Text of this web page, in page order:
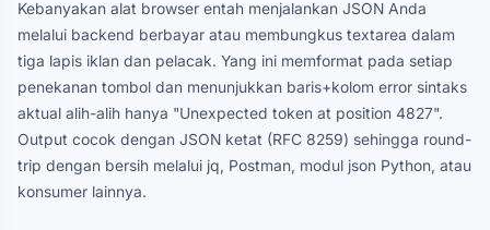
Kebanyakan alat browser entah menjalankan JSON Anda
melalui backend berbayar atau membungkus textarea dalam
tiga lapis iklan dan pelacak. Yang ini memformat pada setiap
penekanan tombol dan menunjukkan baris+kolom error sintaks
aktual alih-alih hanya "Unexpected token at position 4827".
Output cocok dengan JSON ketat (RFC 8259) sehingga round-
trip dengan bersih melalui jq, Postman, modul json Python, atau
konsumer lainnya.